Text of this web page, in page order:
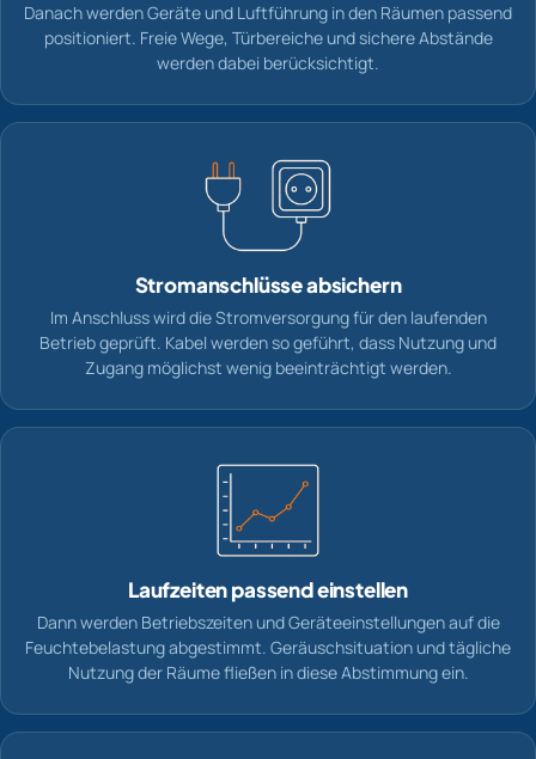
Danach werden Geräte und Luftführung in den Räumen passend
positioniert. Freie Wege, Türbereiche und sichere Abstände
werden dabei berücksichtigt.
Stromanschlüsse absichern
Im Anschluss wird die Stromversorgung für den laufenden
Betrieb geprüft. Kabel werden so geführt, dass Nutzung und
Zugang möglichst wenig beeinträchtigt werden.
Laufzeiten passend einstellen
Dann werden Betriebszeiten und Geräteeinstellungen auf die
Feuchtebelastung abgestimmt. Geräuschsituation und tägliche
Nutzung der Räume fließen in diese Abstimmung ein.